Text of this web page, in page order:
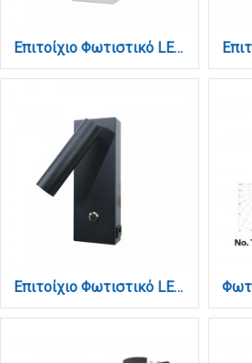
Επιτοίχιο Φωτιστικό LED Λευκό 3W – Spot με USB & Type-C (43037-WH)
Επιτοίχιο Φωτιστικό LED Μαύρο 3W – Spot με USB & Type-C (43037-BL)